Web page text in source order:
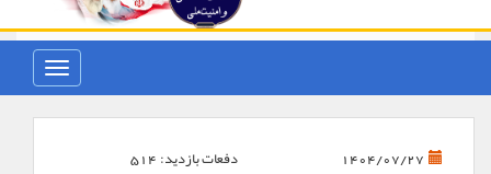
1404/07/27 دفعات بازدید: 514